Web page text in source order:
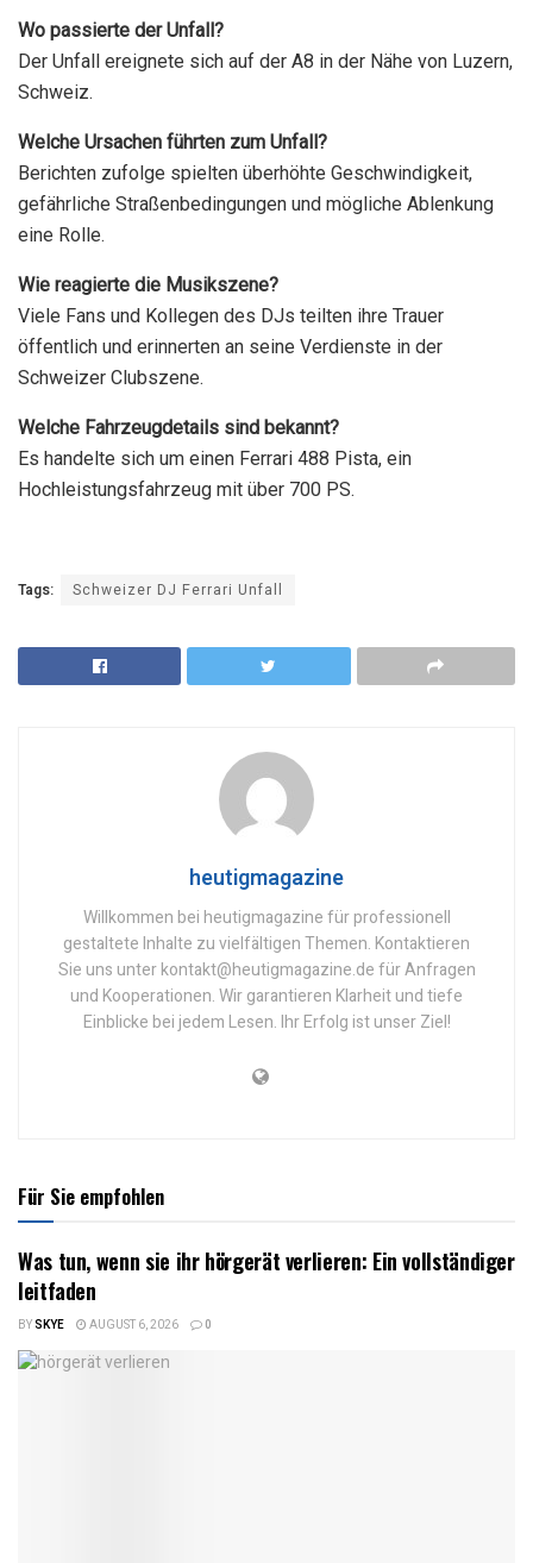
Wo passierte der Unfall?
Der Unfall ereignete sich auf der A8 in der Nähe von Luzern,
Schweiz.
Welche Ursachen führten zum Unfall?
Berichten zufolge spielten überhöhte Geschwindigkeit,
gefährliche Straßenbedingungen und mögliche Ablenkung
eine Rolle.
Wie reagierte die Musikszene?
Viele Fans und Kollegen des DJs teilten ihre Trauer
öffentlich und erinnerten an seine Verdienste in der
Schweizer Clubszene.
Welche Fahrzeugdetails sind bekannt?
Es handelte sich um einen Ferrari 488 Pista, ein
Hochleistungsfahrzeug mit über 700 PS.
Tags: Schweizer DJ Ferrari Unfall
heutigmagazine
Willkommen bei heutigmagazine für professionell
gestaltete Inhalte zu vielfältigen Themen. Kontaktieren
Sie uns unter kontakt@heutigmagazine.de für Anfragen
und Kooperationen. Wir garantieren Klarheit und tiefe
Einblicke bei jedem Lesen. Ihr Erfolg ist unser Ziel!
Für Sie empfohlen
Was tun, wenn sie ihr hörgerät verlieren: Ein vollständiger
leitfaden
BYSKYE AUGUST 6, 2026 0